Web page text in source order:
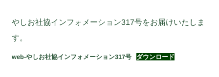
やしお社協インフォメーション317号をお届けいたしま
す。
web-やしお社協インフォメーション317号 ダウンロード